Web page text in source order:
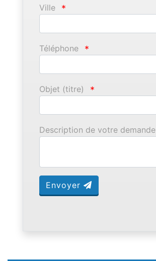
Ville *
Téléphone *
Objet (titre) *
Description de votre demande
Envoyer